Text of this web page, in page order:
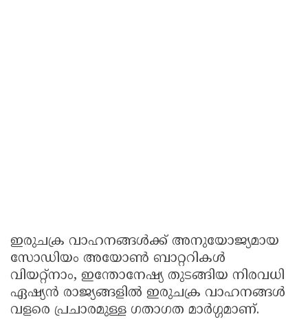
ഇരുചക്ര വാഹനങ്ങൾക്ക് അനുയോജ്യമായ
സോഡിയം അയോൺ ബാറ്ററികൾ
വിയറ്റ്നാം, ഇന്തോനേഷ്യ തുടങ്ങിയ നിരവധി
ഏഷ്യൻ രാജ്യങ്ങളിൽ ഇരുചക്ര വാഹനങ്ങൾ
വളരെ പ്രചാരമുള്ള ഗതാഗത മാർഗ്ഗമാണ്.